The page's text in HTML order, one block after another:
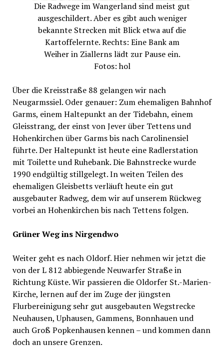
Die Radwege im Wangerland sind meist gut
ausgeschildert. Aber es gibt auch weniger
bekannte Strecken mit Blick etwa auf die
Kartoffelernte. Rechts: Eine Bank am
Weiher in Ziallerns lädt zur Pause ein.
Fotos: hol
Über die Kreisstraße 88 gelangen wir nach
Neugarmssiel. Oder genauer: Zum ehemaligen Bahnhof
Garms, einem Haltepunkt an der Tidebahn, einem
Gleisstrang, der einst von Jever über Tettens und
Hohenkirchen über Garms bis nach Carolinensiel
führte. Der Haltepunkt ist heute eine Radlerstation
mit Toilette und Ruhebank. Die Bahnstrecke wurde
1990 endgültig stillgelegt. In weiten Teilen des
ehemaligen Gleisbetts verläuft heute ein gut
ausgebauter Radweg, dem wir auf unserem Rückweg
vorbei an Hohenkirchen bis nach Tettens folgen.
Grüner Weg ins Nirgendwo
Weiter geht es nach Oldorf. Hier nehmen wir jetzt die
von der L 812 abbiegende Neuwarfer Straße in
Richtung Küste. Wir passieren die Oldorfer St.-Marien-
Kirche, lernen auf der im Zuge der jüngsten
Flurbereinigung sehr gut ausgebauten Wegstrecke
Neuhausen, Uphausen, Gammens, Bonnhauen und
auch Groß Popkenhausen kennen – und kommen dann
doch an unsere Grenzen.